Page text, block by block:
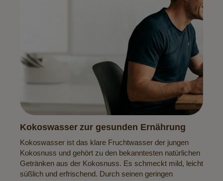
Kokoswasser zur gesunden Ernährung
Kokoswasser ist das klare Fruchtwasser der jungen
Kokosnuss und gehört zu den bekanntesten natürlichen
Getränken aus der Kokosnuss. Es schmeckt mild, leicht
süßlich und erfrischend. Durch seinen geringen